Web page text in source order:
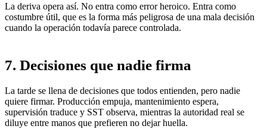
La deriva opera así. No entra como error heroico. Entra como
costumbre útil, que es la forma más peligrosa de una mala decisión
cuando la operación todavía parece controlada.
7. Decisiones que nadie firma
La tarde se llena de decisiones que todos entienden, pero nadie
quiere firmar. Producción empuja, mantenimiento espera,
supervisión traduce y SST observa, mientras la autoridad real se
diluye entre manos que prefieren no dejar huella.